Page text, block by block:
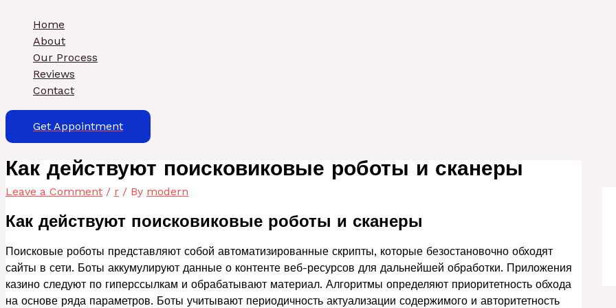
content
Home
About
Our Process
Reviews
Contact
Get Appointment
Как действуют поисковиковые роботы и сканеры
Leave a Comment / r / By modern
Как действуют поисковиковые роботы и сканеры
Поисковые роботы представляют собой автоматизированные скрипты, которые безостановочно обходят
сайты в сети. Боты аккумулируют данные о контенте веб-ресурсов для дальнейшей обработки. Приложения
казино следуют по гиперссылкам и обрабатывают материал. Алгоритмы определяют приоритетность обхода
на основе ряда параметров. Боты учитывают периодичность актуализации содержимого и авторитетность